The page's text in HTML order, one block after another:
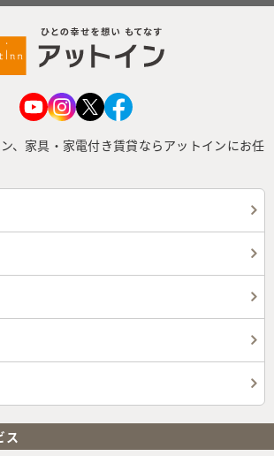
、家具・家電付き賃貸ならアットインにお任
ス